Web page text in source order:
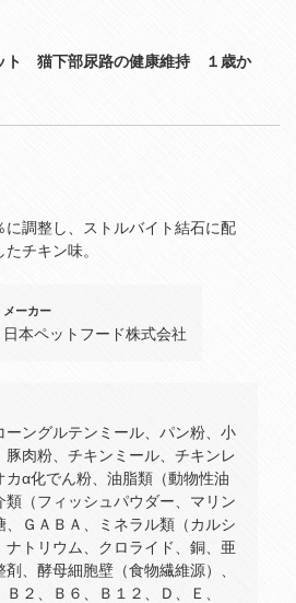
ト 猫下部尿路の健康維持 １歳か
に調整し、ストルバイト結石に配
チキン味。
メーカー
日本ペットフード株式会社
ングルテンミール、パン粉、小
豚肉粉、チキンミール、チキンレ
α化でん粉、油脂類（動物性油
類（フィッシュパウダー、マリン
、ＧＡＢＡ、ミネラル類（カルシ
ナトリウム、クロライド、銅、亜
、酵母細胞壁（食物繊維源）、
２、Ｂ６、Ｂ１２、Ｄ、Ｅ、